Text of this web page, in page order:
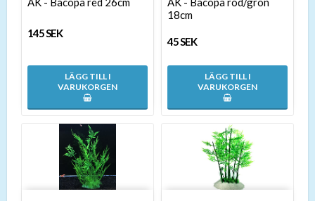
145 SEK
LÄGG TILL I
VARUKORGEN
18cm
45 SEK
LÄGG TILL I
VARUKORGEN